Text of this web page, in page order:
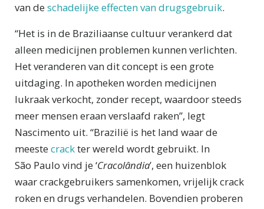
van de schadelijke effecten van drugsgebruik.
“Het is in de Braziliaanse cultuur verankerd dat
alleen medicijnen problemen kunnen verlichten.
Het veranderen van dit concept is een grote
uitdaging. In apotheken worden medicijnen
lukraak verkocht, zonder recept, waardoor steeds
meer mensen eraan verslaafd raken”, legt
Nascimento uit. “Brazilië is het land waar de
meeste crackter wereld wordt gebruikt. In
São Paulo vind je ‘Cracolândia’, een huizenblok
waar crackgebruikers samenkomen, vrijelijk crack
roken en drugs verhandelen. Bovendien proberen